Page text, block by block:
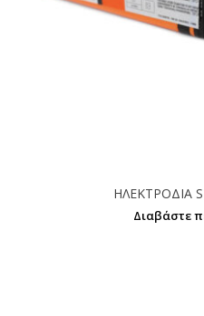
ΗΛΕΚΤΡΟΔΙΑ
Διαβάστε